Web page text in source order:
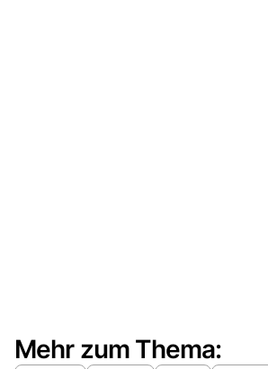
Mehr zum Thema: